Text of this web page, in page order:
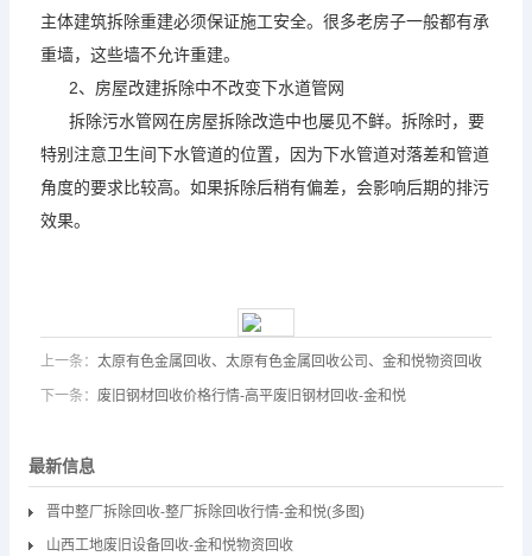
主体建筑拆除重建必须保证施工安全。很多老房子一般都有承
重墙，这些墙不允许重建。
2、房屋改建拆除中不改变下水道管网
拆除污水管网在房屋拆除改造中也屡见不鲜。拆除时，要
特别注意卫生间下水管道的位置，因为下水管道对落差和管道
角度的要求比较高。如果拆除后稍有偏差，会影响后期的排污
效果。
上一条： 太原有色金属回收、太原有色金属回收公司、金和悦物资回收
下一条： 废旧钢材回收价格行情-高平废旧钢材回收-金和悦
最新信息
晋中整厂拆除回收-整厂拆除回收行情-金和悦(多图)
山西工地废旧设备回收-金和悦物资回收